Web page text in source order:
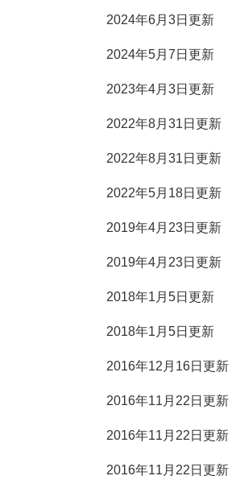
2024年6月3日更新
2024年5月7日更新
2023年4月3日更新
2022年8月31日更新
2022年8月31日更新
2022年5月18日更新
2019年4月23日更新
2019年4月23日更新
2018年1月5日更新
2018年1月5日更新
2016年12月16日更新
2016年11月22日更新
2016年11月22日更新
2016年11月22日更新